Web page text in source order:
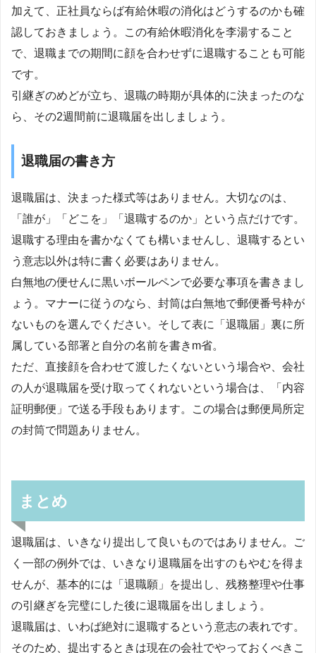
加えて、正社員ならば有給休暇の消化はどうするのかも確
認しておきましょう。この有給休暇消化を李湯すること
で、退職までの期間に顔を合わせずに退職することも可能
です。
引継ぎのめどが立ち、退職の時期が具体的に決まったのな
ら、その2週間前に退職届を出しましょう。
退職届の書き方
退職届は、決まった様式等はありません。大切なのは、
「誰が」「どこを」「退職するのか」という点だけです。
退職する理由を書かなくても構いませんし、退職するとい
う意志以外は特に書く必要はありません。
白無地の便せんに黒いボールペンで必要な事項を書きまし
ょう。マナーに従うのなら、封筒は白無地で郵便番号枠が
ないものを選んでください。そして表に「退職届」裏に所
属している部署と自分の名前を書きm省。
ただ、直接顔を合わせて渡したくないという場合や、会社
の人が退職届を受け取ってくれないという場合は、「内容
証明郵便」で送る手段もあります。この場合は郵便局所定
の封筒で問題ありません。
まとめ
退職届は、いきなり提出して良いものではありません。ご
く一部の例外では、いきなり退職届を出すのもやむを得ま
せんが、基本的には「退職願」を提出し、残務整理や仕事
の引継ぎを完璧にした後に退職届を出しましょう。
退職届は、いわば絶対に退職するという意志の表れです。
そのため、提出するときは現在の会社でやっておくべきこ